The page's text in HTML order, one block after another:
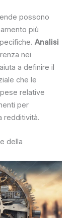
possono
più
Analisi
nei
a definire il
che le
relative
per
redditività.
della